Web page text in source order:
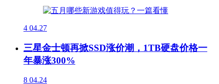
4 04.27
三星金士顿再掀SSD涨价潮，1TB硬盘价格一
年暴涨300%
8 04.24